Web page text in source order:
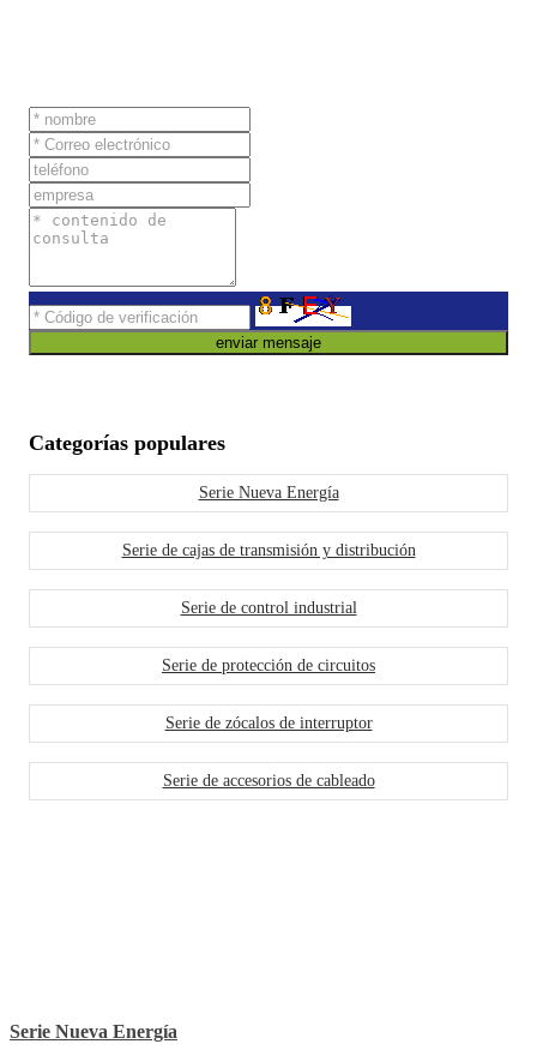
enviar mensaje
Categorías populares
Serie Nueva Energía
Serie de cajas de transmisión y distribución
Serie de control industrial
Serie de protección de circuitos
Serie de zócalos de interruptor
Serie de accesorios de cableado
Serie Nueva Energía